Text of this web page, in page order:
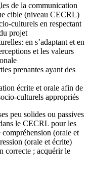
de la communication
cible (niveau CECRL)
culturels en respectant
projet
en s’adaptant et en
et les valeurs
prenantes ayant des
écrite et orale afin de
culturels appropriés
peu solides ou passives
le CECRL pour les
(orale et
(orale et écrite)
correcte ; acquérir le